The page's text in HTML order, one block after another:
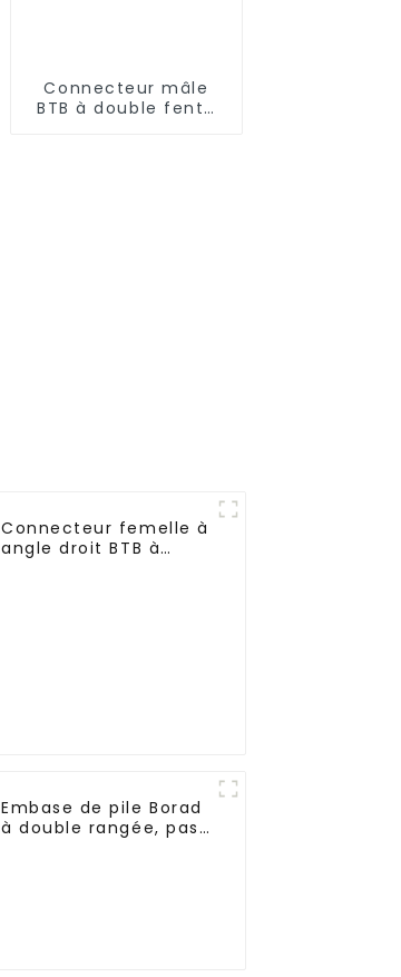
Connecteur mâle
BTB à double fente
Connecteur femelle à
angle droit BTB à
Embase de pile Borad
à double rangée, pas